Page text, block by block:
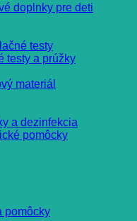
doplnky pre deti
testy
testy a prúžky
materiál
a dezinfekcia
pomôcky
pomôcky